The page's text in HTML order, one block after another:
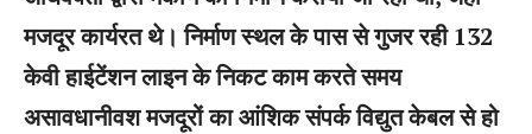
मजदूर कार्यरत थे। निर्माण स्थल के पास से गुजर रही 132
केवी हाईटेंशन लाइन के निकट काम करते समय
असावधानीवश मजदूरों का आंशिक संपर्क विद्युत केबल से हो